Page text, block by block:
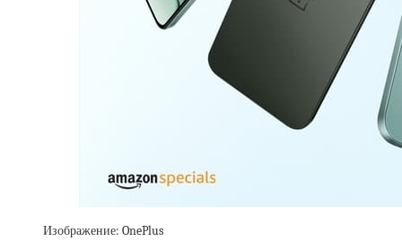
Изображение: OnePlus